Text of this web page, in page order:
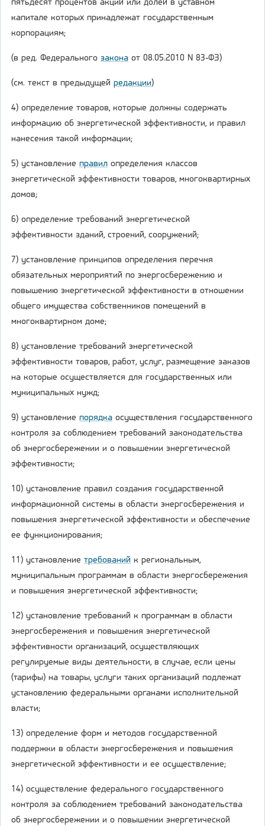
пятьдесят процентов акций или долей в уставном
капитале которых принадлежат государственным
корпорациям;
(в ред. Федерального закона от 08.05.2010 N 83-ФЗ)
(см. текст в предыдущей редакции)
4) определение товаров, которые должны содержать
информацию об энергетической эффективности, и правил
нанесения такой информации;
5) установление правил определения классов
энергетической эффективности товаров, многоквартирных
домов;
6) определение требований энергетической
эффективности зданий, строений, сооружений;
7) установление принципов определения перечня
обязательных мероприятий по энергосбережению и
повышению энергетической эффективности в отношении
общего имущества собственников помещений в
многоквартирном доме;
8) установление требований энергетической
эффективности товаров, работ, услуг, размещение заказов
на которые осуществляется для государственных или
муниципальных нужд;
9) установление порядка осуществления государственного
контроля за соблюдением требований законодательства
об энергосбережении и о повышении энергетической
эффективности;
10) установление правил создания государственной
информационной системы в области энергосбережения и
повышения энергетической эффективности и обеспечение
ее функционирования;
11) установление требований к региональным,
муниципальным программам в области энергосбережения
и повышения энергетической эффективности;
12) установление требований к программам в области
энергосбережения и повышения энергетической
эффективности организаций, осуществляющих
регулируемые виды деятельности, в случае, если цены
(тарифы) на товары, услуги таких организаций подлежат
установлению федеральными органами исполнительной
власти;
13) определение форм и методов государственной
поддержки в области энергосбережения и повышения
энергетической эффективности и ее осуществление;
14) осуществление федерального государственного
контроля за соблюдением требований законодательства
об энергосбережении и о повышении энергетической